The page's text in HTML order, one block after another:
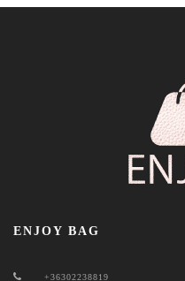
ENJOY BAG
+36302238819